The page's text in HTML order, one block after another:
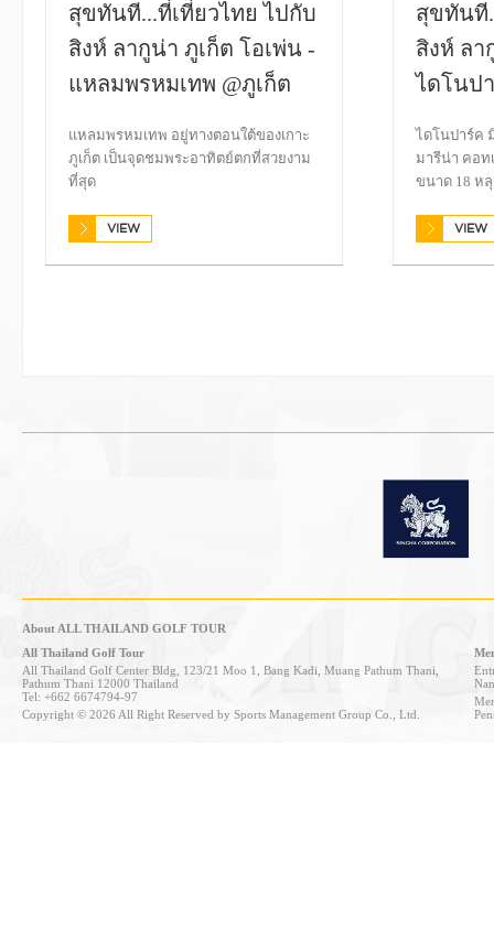
สุขทันที...ที่เที่ยวไทย ไปกับ
สิงห์ ลากูน่า ภูเก็ต โอเพ่น -
แหลมพรหมเทพ @ภูเก็ต
แหลมพรหมเทพ อยู่ทางตอนใต้ของเกาะ
ภูเก็ต เป็นจุดชมพระอาทิตย์ตกที่สวยงาม
ที่สุด
VIEW
สุขทันที
สิงห์ ลา
ไดโนป
ไดโนปาร์ค
มารีน่า คอท
ขนาด 18 ห
VIEW
About ALL THAILAND GOLF TOUR
All Thailand Golf Tour
All Thailand Golf Center Bldg, 123/21 Moo 1, Bang Kadi, Muang Pathum Thani,
Pathum Thani 12000 Thailand
Tel: +662 6674794-97
Copyright © 2026 All Right Reserved by Sports Management Group Co., Ltd.